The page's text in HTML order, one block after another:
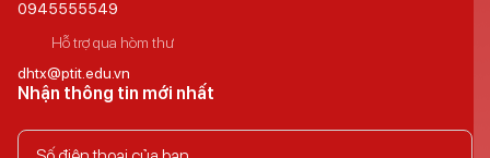
0945555549
Hỗ trợ qua hòm thư
dhtx@ptit.edu.vn
Nhận thông tin mới nhất